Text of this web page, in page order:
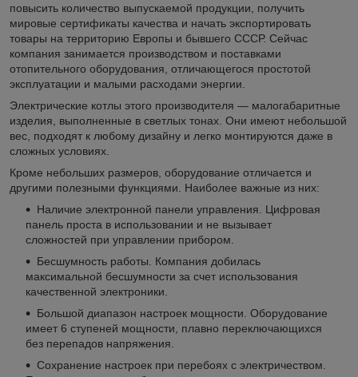
повысить количество выпускаемой продукции, получить
мировые сертификаты качества и начать экспортировать
товары на территорию Европы и бывшего СССР. Сейчас
компания занимается производством и поставками
отопительного оборудования, отличающегося простотой
эксплуатации и малыми расходами энергии.
Электрические котлы этого производителя — малогабаритные
изделия, выполненные в светлых тонах. Они имеют небольшой
вес, подходят к любому дизайну и легко монтируются даже в
сложных условиях.
Кроме небольших размеров, оборудование отличается и
другими полезными функциями. Наиболее важные из них:
Наличие электронной панели управления. Цифровая
панель проста в использовании и не вызывает
сложностей при управлении прибором.
Бесшумность работы. Компания добилась
максимальной бесшумности за счет использования
качественной электроники.
Большой диапазон настроек мощности. Оборудование
имеет 6 ступеней мощности, плавно переключающихся
без перепадов напряжения.
Сохранение настроек при перебоях с электричеством.